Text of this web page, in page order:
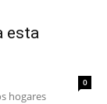
esta
0
hogares